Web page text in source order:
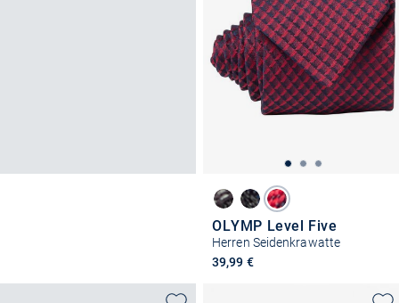
OLYMP Level Five
Herren Seidenkrawatte
39,99 €